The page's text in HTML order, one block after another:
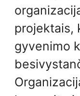
projektais,
gyvenimo